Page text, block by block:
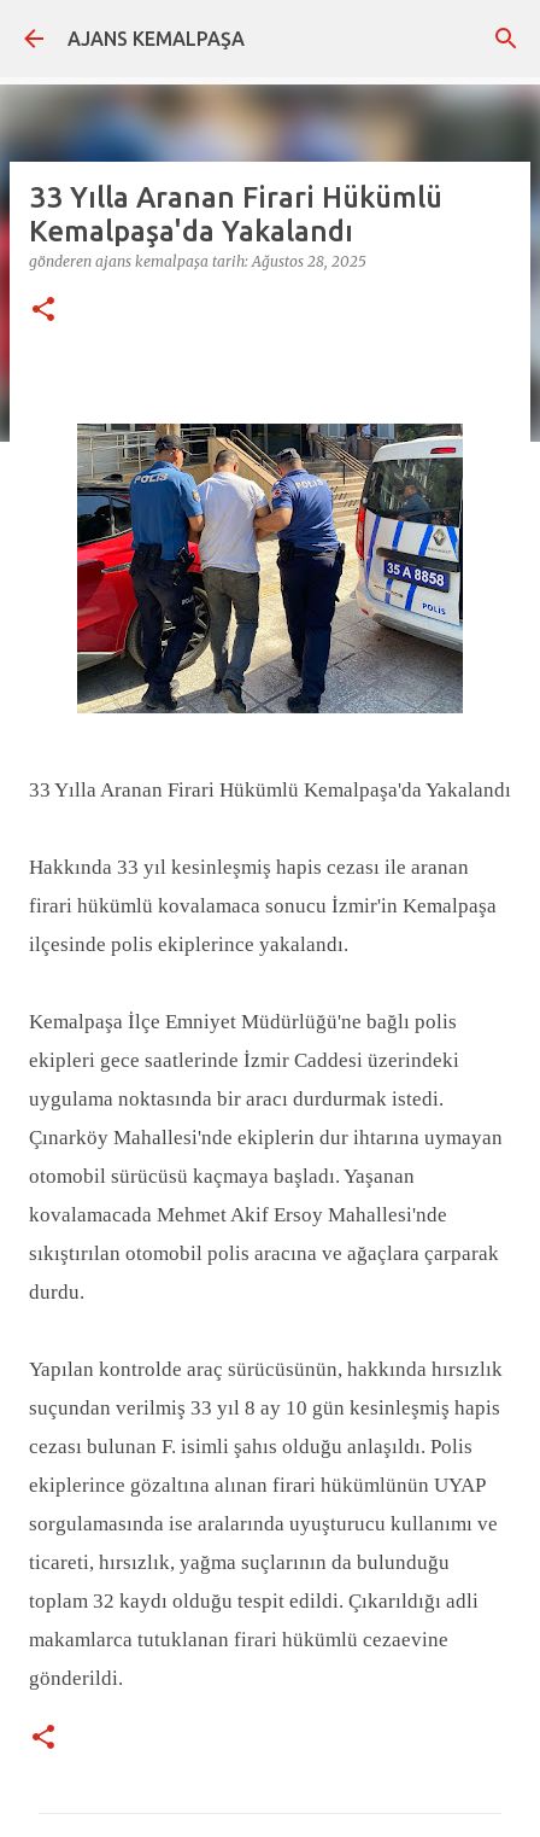
Ana içeriğe atla
AJANS KEMALPAŞA
33 Yılla Aranan Firari Hükümlü
Kemalpaşa'da Yakalandı
gönderen ajans kemalpaşa tarih:Ağustos 28, 2025
33 Yılla Aranan Firari Hükümlü Kemalpaşa'da Yakalandı
Hakkında 33 yıl kesinleşmiş hapis cezası ile aranan
firari hükümlü kovalamaca sonucu İzmir'in Kemalpaşa
ilçesinde polis ekiplerince yakalandı.
Kemalpaşa İlçe Emniyet Müdürlüğü'ne bağlı polis
ekipleri gece saatlerinde İzmir Caddesi üzerindeki
uygulama noktasında bir aracı durdurmak istedi.
Çınarköy Mahallesi'nde ekiplerin dur ihtarına uymayan
otomobil sürücüsü kaçmaya başladı. Yaşanan
kovalamacada Mehmet Akif Ersoy Mahallesi'nde
sıkıştırılan otomobil polis aracına ve ağaçlara çarparak
durdu.
Yapılan kontrolde araç sürücüsünün, hakkında hırsızlık
suçundan verilmiş 33 yıl 8 ay 10 gün kesinleşmiş hapis
cezası bulunan F. isimli şahıs olduğu anlaşıldı. Polis
ekiplerince gözaltına alınan firari hükümlünün UYAP
sorgulamasında ise aralarında uyuşturucu kullanımı ve
ticareti, hırsızlık, yağma suçlarının da bulunduğu
toplam 32 kaydı olduğu tespit edildi. Çıkarıldığı adli
makamlarca tutuklanan firari hükümlü cezaevine
gönderildi.